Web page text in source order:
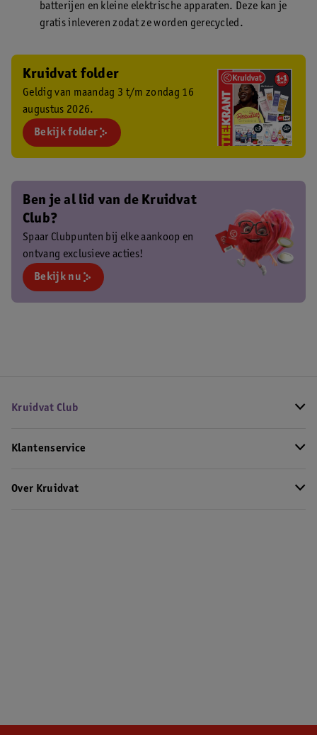
batterijen en kleine elektrische apparaten. Deze kan je
gratis inleveren zodat ze worden gerecycled.
Kruidvat folder
Geldig van maandag 3 t/m zondag 16
augustus 2026.
Bekijk folder
Ben je al lid van de Kruidvat
Club?
Spaar Clubpunten bij elke aankoop en
ontvang exclusieve acties!
Bekijk nu
Kruidvat Club
Klantenservice
Over Kruidvat